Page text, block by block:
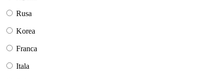
Rusa
Korea
Franca
Itala